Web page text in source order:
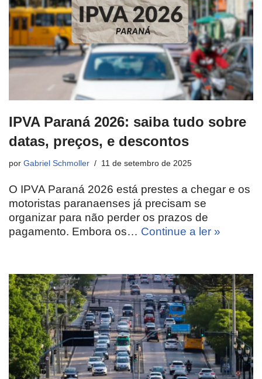
IPVA Paraná 2026: saiba tudo sobre
datas, preços, e descontos
por Gabriel Schmoller 11 de setembro de 2025
O IPVA Paraná 2026 está prestes a chegar e os
motoristas paranaenses já precisam se
organizar para não perder os prazos de
pagamento. Embora os… Continue a ler »